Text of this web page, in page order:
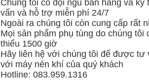
Chúng tôi có đội ngũ bán hàng và
vấn và hỗ trợ miễn phí 24/7
Ngoài ra chúng tôi còn cung cấp rất
Mọi sản phẩm phụ tùng do chúng
thiểu 1500 giờ
Hãy liên hệ với chúng tôi để được tư
với máy nén khí của quý khách
Hotline: 083.959.1316